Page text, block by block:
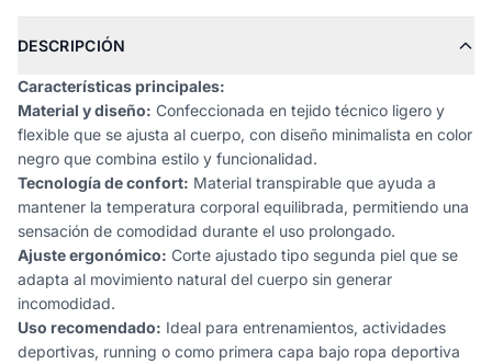
DESCRIPCIÓN
Características principales:
Material y diseño: Confeccionada en tejido técnico ligero y
flexible que se ajusta al cuerpo, con diseño minimalista en color
negro que combina estilo y funcionalidad.
Tecnología de confort: Material transpirable que ayuda a
mantener la temperatura corporal equilibrada, permitiendo una
sensación de comodidad durante el uso prolongado.
Ajuste ergonómico: Corte ajustado tipo segunda piel que se
adapta al movimiento natural del cuerpo sin generar
incomodidad.
Uso recomendado: Ideal para entrenamientos, actividades
deportivas, running o como primera capa bajo ropa deportiva